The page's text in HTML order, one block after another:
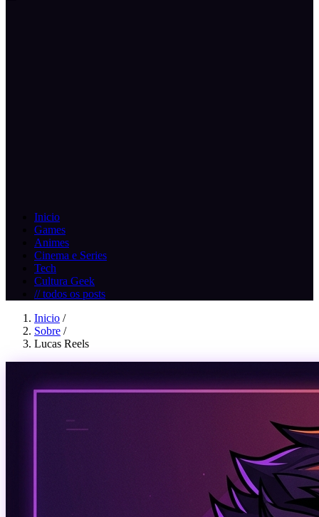
Inicio
Games
Animes
Cinema e Series
Tech
Cultura Geek
// todos os posts
Inicio /
Sobre /
Lucas Reels